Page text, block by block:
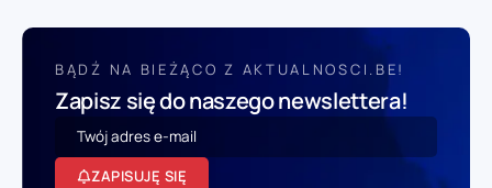
BĄDŹ NA BIEŻĄCO Z AKTUALNOSCI.BE!
Zapisz się do naszego newslettera!
ZAPISUJĘ SIĘ